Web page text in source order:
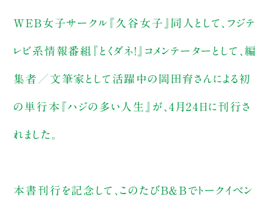
WEB女子サークル『久谷女子』同人として、フジテ
レビ系情報番組『とくダネ！』コメンテーターとして、編
集者／文筆家として活躍中の岡田育さんによる初
の単行本『ハジの多い人生』が、4月24日に刊行さ
れました。
本書刊行を記念して、このたびＢ＆Ｂでトークイベン